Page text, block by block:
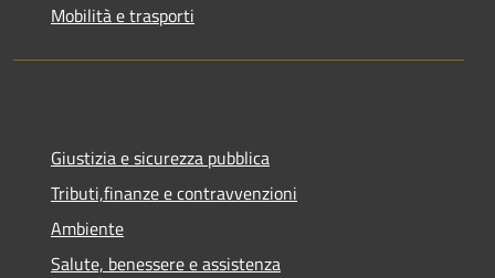
Mobilità e trasporti
Giustizia e sicurezza pubblica
Tributi,finanze e contravvenzioni
Ambiente
Salute, benessere e assistenza